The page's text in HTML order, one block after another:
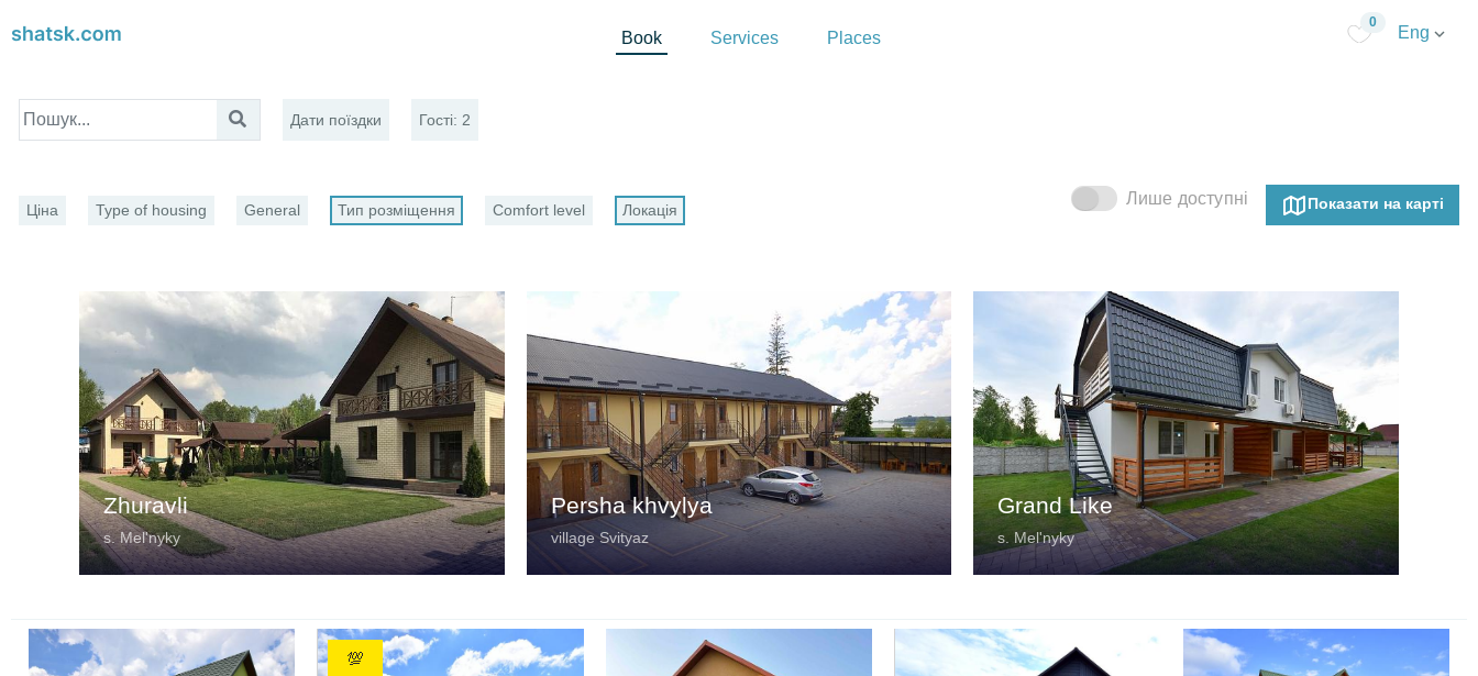
Book Services Places
0
Eng
Дати поїздки Гості: 2
Ціна Type of housing General Тип розміщення Comfort level Локація
Лише доступні Показати на карті
Zhuravli
s. Melʹnyky
Persha khvylya
village Svityaz
Grand Like
s. Melʹnyky
💯